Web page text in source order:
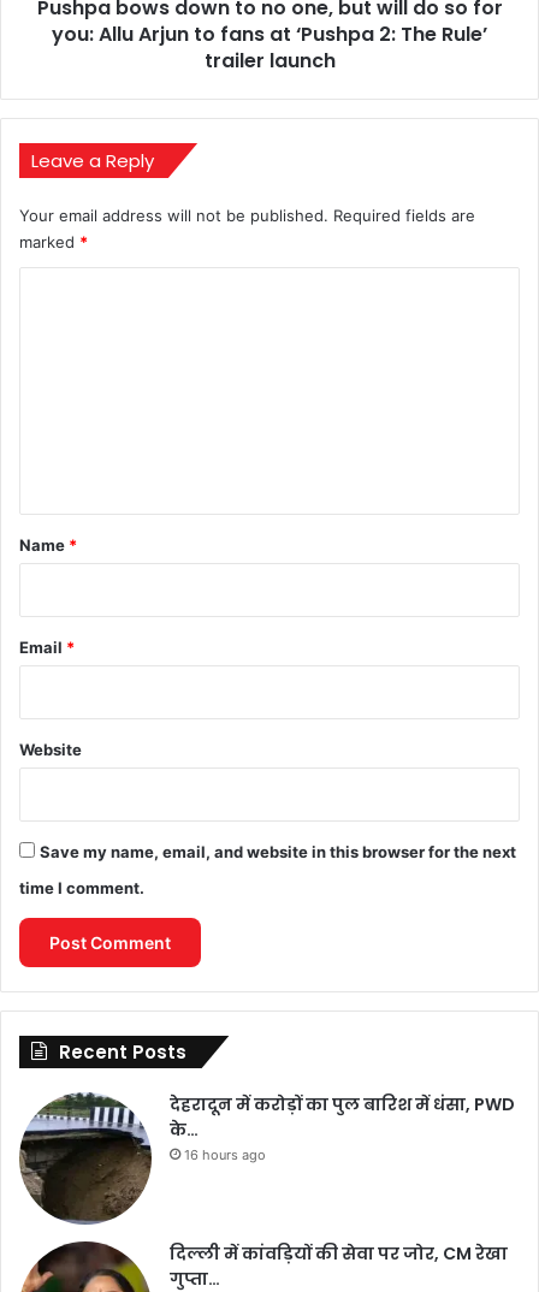
Arjun
fans
at
‘Pushpa
Pushpa bows down to no one, but will do so for
you: Allu Arjun to fans at ‘Pushpa 2: The Rule’
trailer launch
Leave a Reply
Your email address will not be published. Required fields are
marked *
*
Name *
Email *
Website
Save my name, email, and website in this browser for the next
time I comment.
Recent Posts
देहरादून में करोड़ों का पुल बारिश में धंसा, PWD
के…
16 hours ago
दिल्ली में कांवड़ियों की सेवा पर जोर, CM रेखा
गुप्ता…